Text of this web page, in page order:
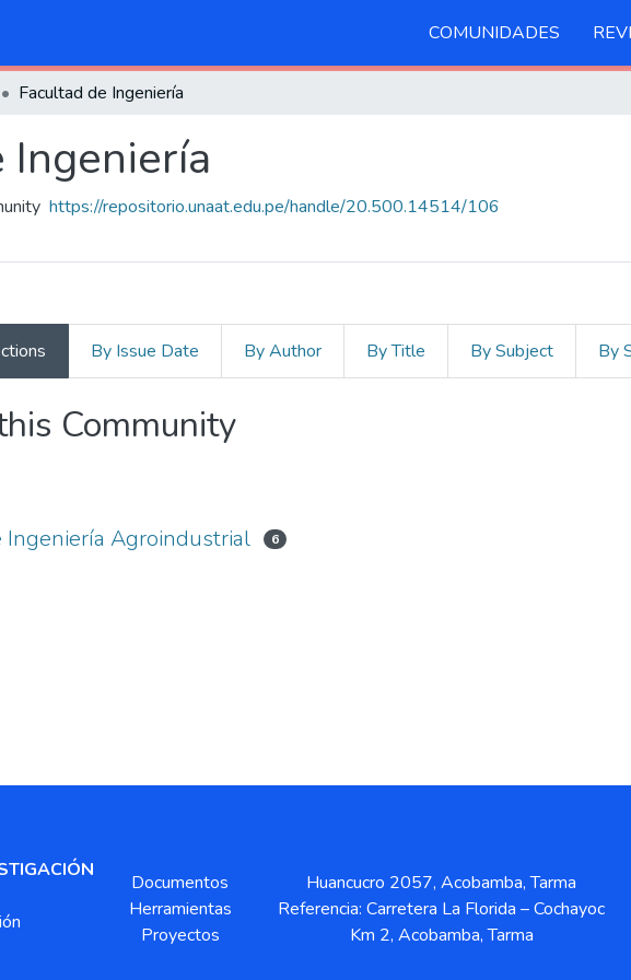
COMUNIDADES
Facultad de Ingeniería
Ingeniería
https://repositorio.unaat.edu.pe/handle/20.500.14514/106
By Issue Date By Author By Title By Subject By
Community
Ingeniería Agroindustrial 6
Documentos
Herramientas
Proyectos
Huancucro 2057, Acobamba, Tarma
Referencia: Carretera La Florida – Cochayoc
Km 2, Acobamba, Tarma